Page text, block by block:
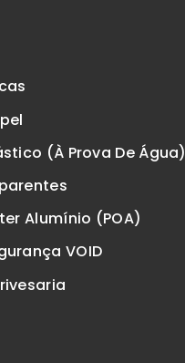
(à Prova De Água)
Alumínio (POA)
VOID